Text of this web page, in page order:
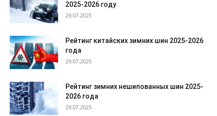
2025-2026 году
29.07.2025
Рейтинг китайских зимних шин 2025-2026
года
29.07.2025
Рейтинг зимних нешипованных шин 2025-
2026 года
29.07.2025